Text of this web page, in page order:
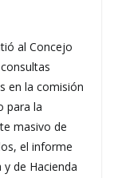
al Concejo
en la comisión
para la
masivo de
el informe
de Hacienda